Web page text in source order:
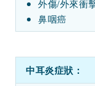
外傷/外來衝
鼻咽癌
中耳炎症狀：